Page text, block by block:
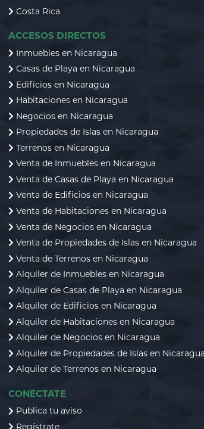
Costa Rica
ACCESOS DIRECTOS
Inmuebles en Nicaragua
Casas de Playa en Nicaragua
Edificios en Nicaragua
Habitaciones en Nicaragua
Negocios en Nicaragua
Propiedades de Islas en Nicaragua
Terrenos en Nicaragua
Venta de Inmuebles en Nicaragua
Venta de Casas de Playa en Nicaragua
Venta de Edificios en Nicaragua
Venta de Habitaciones en Nicaragua
Venta de Negocios en Nicaragua
Venta de Propiedades de Islas en Nicaragua
Venta de Terrenos en Nicaragua
Alquiler de Inmuebles en Nicaragua
Alquiler de Casas de Playa en Nicaragua
Alquiler de Edificios en Nicaragua
Alquiler de Habitaciones en Nicaragua
Alquiler de Negocios en Nicaragua
Alquiler de Propiedades de Islas en Nicaragua
Alquiler de Terrenos en Nicaragua
CONECTATE
Publica tu aviso
Regístrate